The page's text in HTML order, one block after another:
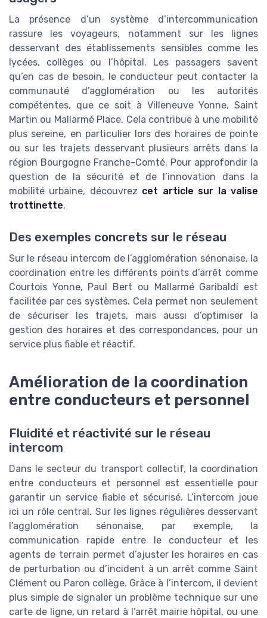
La présence d’un système d’intercommunication
rassure les voyageurs, notamment sur les lignes
desservant des établissements sensibles comme les
lycées, collèges ou l’hôpital. Les passagers savent
qu’en cas de besoin, le conducteur peut contacter la
communauté d’agglomération ou les autorités
compétentes, que ce soit à Villeneuve Yonne, Saint
Martin ou Mallarmé Place. Cela contribue à une mobilité
plus sereine, en particulier lors des horaires de pointe
ou sur les trajets desservant plusieurs arrêts dans la
région Bourgogne Franche-Comté. Pour approfondir la
question de la sécurité et de l’innovation dans la
mobilité urbaine, découvrez cet article sur la valise
trottinette.
Des exemples concrets sur le réseau
Sur le réseau intercom de l’agglomération sénonaise, la
coordination entre les différents points d’arrêt comme
Courtois Yonne, Paul Bert ou Mallarmé Garibaldi est
facilitée par ces systèmes. Cela permet non seulement
de sécuriser les trajets, mais aussi d’optimiser la
gestion des horaires et des correspondances, pour un
service plus fiable et réactif.
Amélioration de la coordination
entre conducteurs et personnel
Fluidité et réactivité sur le réseau
intercom
Dans le secteur du transport collectif, la coordination
entre conducteurs et personnel est essentielle pour
garantir un service fiable et sécurisé. L’intercom joue
ici un rôle central. Sur les lignes régulières desservant
l’agglomération sénonaise, par exemple, la
communication rapide entre le conducteur et les
agents de terrain permet d’ajuster les horaires en cas
de perturbation ou d’incident à un arrêt comme Saint
Clément ou Paron collège. Grâce à l’intercom, il devient
plus simple de signaler un problème technique sur une
carte de ligne, un retard à l’arrêt mairie hôpital, ou une